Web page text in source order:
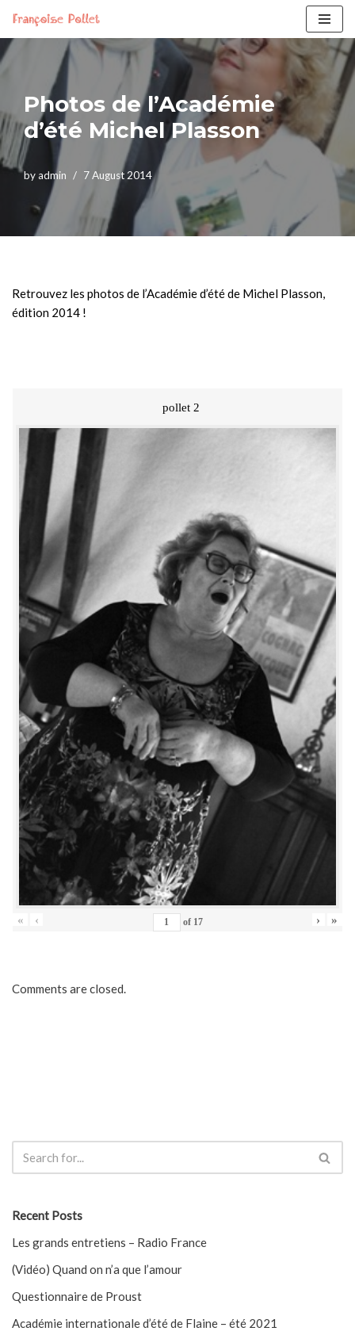
Skip
Photos de l’Académie
d’été Michel Plasson
byadmin 7 August 2014
Retrouvez les photos de l’Académie d’été de Michel Plasson,
édition 2014 !
pollet 2
« ‹ of 17 › »
Comments are closed.
Recent Posts
Les grands entretiens – Radio France
(Vidéo) Quand on n’a que l’amour
Questionnaire de Proust
Académie internationale d’été de Flaine – été 2021